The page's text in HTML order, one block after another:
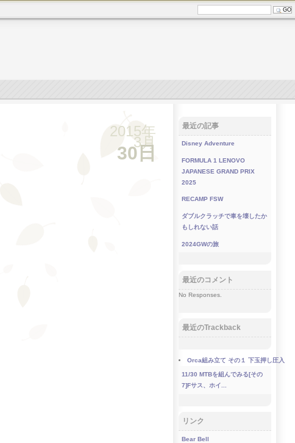
2015年
3月
30日
最近の記事
Disney Adventure
FORMULA 1 LENOVO
JAPANESE GRAND PRIX
2025
RECAMP FSW
ダブルクラッチで車を壊したか
もしれない話
2024GWの旅
最近のコメント
No Responses.
最近のTrackback
Orca組み立て その１ 下玉押し圧入
11/30 MTBを組んでみる[その
7]Fサス、ホイ...
リンク
Bear Bell